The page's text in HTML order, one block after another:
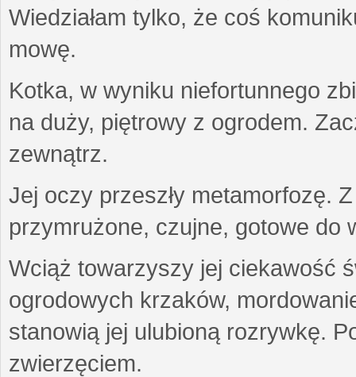
Wiedziałam tylko, że coś
mowę.
Kotka, w wyniku niefortunnego
na duży, piętrowy z ogrodem.
zewnątrz.
Jej oczy przeszły metamorfozę.
przymrużone, czujne, gotowe do
Wciąż towarzyszy jej ciekawość
ogrodowych krzaków,
stanowią jej ulubioną rozrywkę.
zwierzęciem.